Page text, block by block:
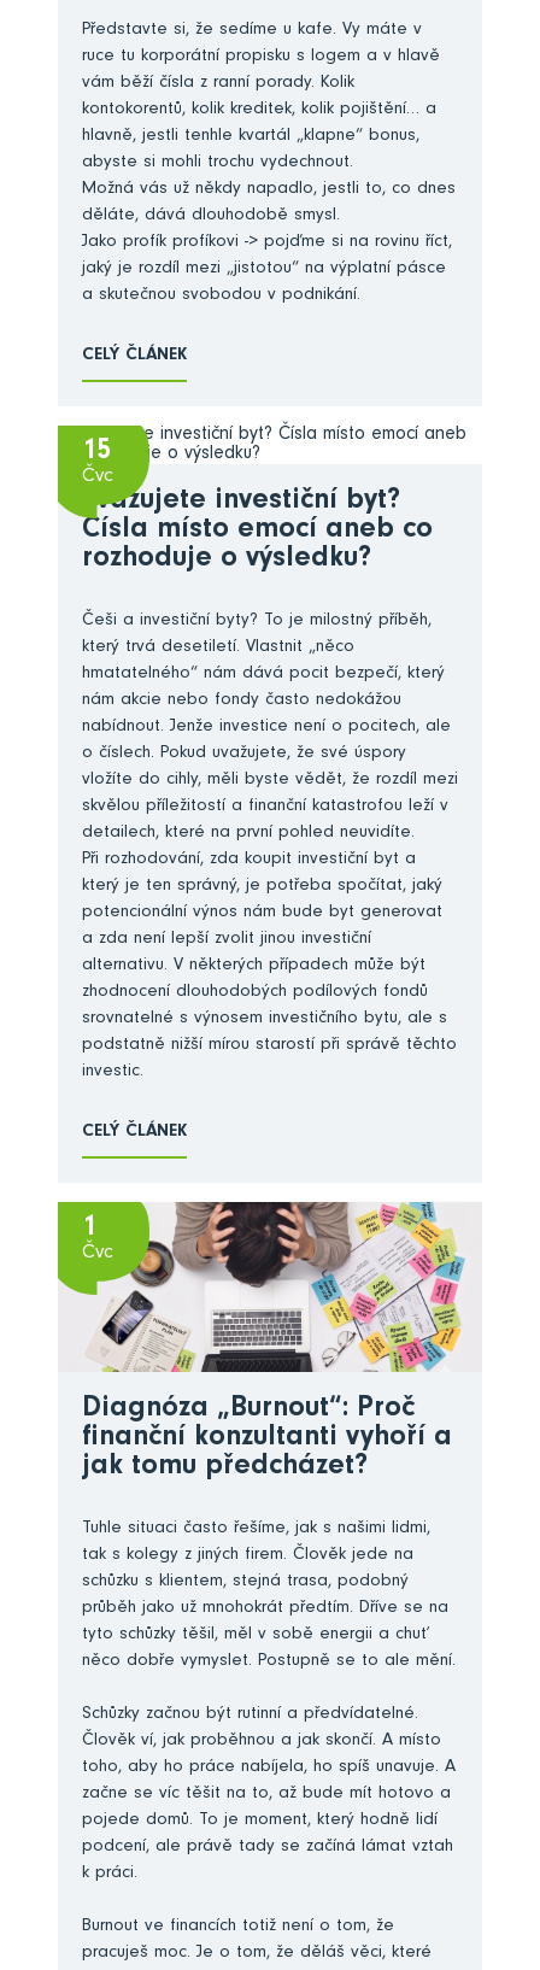
Představte si, že sedíme u kafe. Vy máte v
ruce tu korporátní propisku s logem a v hlavě
vám běží čísla z ranní porady. Kolik
kontokorentů, kolik kreditek, kolik pojištění… a
hlavně, jestli tenhle kvartál „klapne“ bonus,
abyste si mohli trochu vydechnout.
Možná vás už někdy napadlo, jestli to, co dnes
děláte, dává dlouhodobě smysl.
Jako profík profíkovi -> pojďme si na rovinu říct,
jaký je rozdíl mezi „jistotou“ na výplatní pásce
a skutečnou svobodou v podnikání.
CELÝ ČLÁNEK
15
Čvc
Zvažujete investiční byt?
Čísla místo emocí aneb co
rozhoduje o výsledku?
Češi a investiční byty? To je milostný příběh,
který trvá desetiletí. Vlastnit „něco
hmatatelného“ nám dává pocit bezpečí, který
nám akcie nebo fondy často nedokážou
nabídnout. Jenže investice není o pocitech, ale
o číslech. Pokud uvažujete, že své úspory
vložíte do cihly, měli byste vědět, že rozdíl mezi
skvělou příležitostí a finanční katastrofou leží v
detailech, které na první pohled neuvidíte.
Při rozhodování, zda koupit investiční byt a
který je ten správný, je potřeba spočítat, jaký
potencionální výnos nám bude byt generovat
a zda není lepší zvolit jinou investiční
alternativu. V některých případech může být
zhodnocení dlouhodobých podílových fondů
srovnatelné s výnosem investičního bytu, ale s
podstatně nižší mírou starostí při správě těchto
investic.
CELÝ ČLÁNEK
1
Čvc
Diagnóza „Burnout“: Proč
finanční konzultanti vyhoří a
jak tomu předcházet?
Tuhle situaci často řešíme, jak s našimi lidmi,
tak s kolegy z jiných firem. Člověk jede na
schůzku s klientem, stejná trasa, podobný
průběh jako už mnohokrát předtím. Dříve se na
tyto schůzky těšil, měl v sobě energii a chuť
něco dobře vymyslet. Postupně se to ale mění.
Schůzky začnou být rutinní a předvídatelné.
Člověk ví, jak proběhnou a jak skončí. A místo
toho, aby ho práce nabíjela, ho spíš unavuje. A
začne se víc těšit na to, až bude mít hotovo a
pojede domů. To je moment, který hodně lidí
podcení, ale právě tady se začíná lámat vztah
k práci.
Burnout ve financích totiž není o tom, že
pracuješ moc. Je o tom, že děláš věci, které